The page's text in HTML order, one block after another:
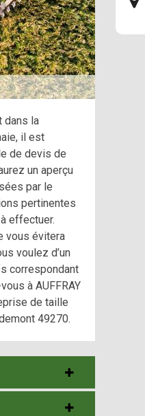
dans la
il est
de devis de
un aperçu
par le
pertinentes
effectuer.
vous évitera
voulez d’un
correspondant
à AUFFRAY
de taille
49270.